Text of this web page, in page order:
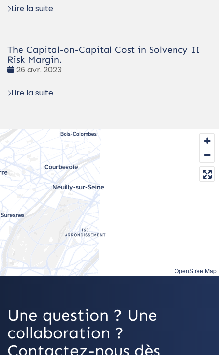
Lire la suite
The Capital-on-Capital Cost in Solvency II
Risk Margin.
Date
26 avr. 2023
Lire la suite
OpenStreetMap
Une question ? Une
collaboration ?
Contactez-nous dès